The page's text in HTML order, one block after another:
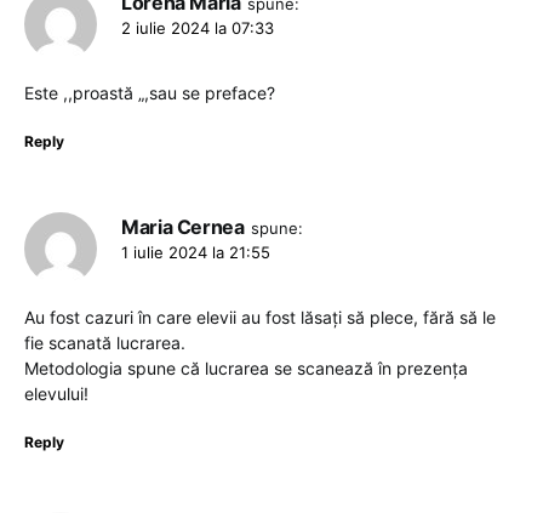
2 iulie 2024 la 07:33
Este ,,proastă „,sau se preface?
Reply
Maria Cernea spune:
1 iulie 2024 la 21:55
Au fost cazuri în care elevii au fost lăsați să plece, fără să le
fie scanată lucrarea.
Metodologia spune că lucrarea se scanează în prezența
elevului!
Reply